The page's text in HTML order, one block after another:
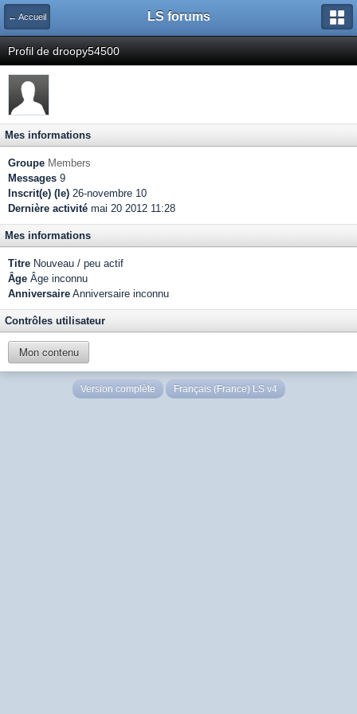
← Accueil LS forums
Profil de droopy54500
Mes informations
Groupe Members
Messages 9
Inscrit(e) (le) 26-novembre 10
Dernière activité mai 20 2012 11:28
Mes informations
Titre Nouveau / peu actif
Âge Âge inconnu
Anniversaire Anniversaire inconnu
Contrôles utilisateur
Mon contenu
Version complète Français (France) LS v4